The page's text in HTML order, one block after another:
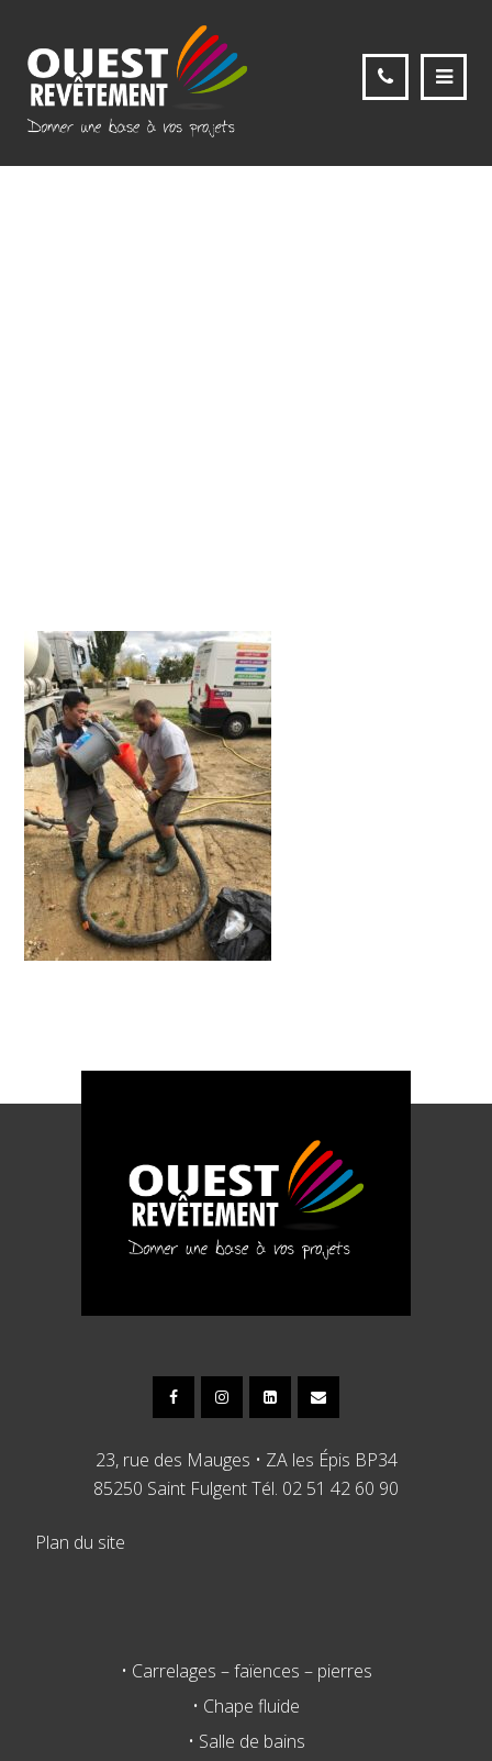
23, rue des Mauges • ZA les Épis BP34
85250 Saint Fulgent Tél. 02 51 42 60 90
Plan du site
• Carrelages – faïences – pierres
• Chape fluide
• Salle de bains